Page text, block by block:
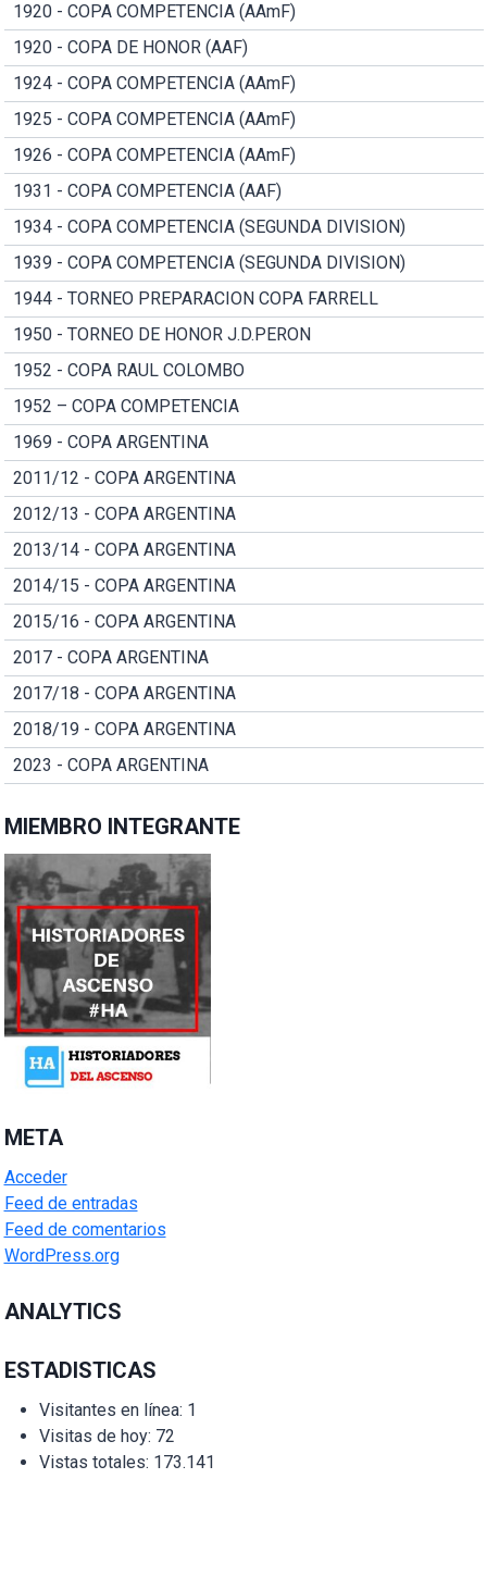
1920 - COPA COMPETENCIA (AAmF)
1920 - COPA DE HONOR (AAF)
1924 - COPA COMPETENCIA (AAmF)
1925 - COPA COMPETENCIA (AAmF)
1926 - COPA COMPETENCIA (AAmF)
1931 - COPA COMPETENCIA (AAF)
1934 - COPA COMPETENCIA (SEGUNDA DIVISION)
1939 - COPA COMPETENCIA (SEGUNDA DIVISION)
1944 - TORNEO PREPARACION COPA FARRELL
1950 - TORNEO DE HONOR J.D.PERON
1952 - COPA RAUL COLOMBO
1952 – COPA COMPETENCIA
1969 - COPA ARGENTINA
2011/12 - COPA ARGENTINA
2012/13 - COPA ARGENTINA
2013/14 - COPA ARGENTINA
2014/15 - COPA ARGENTINA
2015/16 - COPA ARGENTINA
2017 - COPA ARGENTINA
2017/18 - COPA ARGENTINA
2018/19 - COPA ARGENTINA
2023 - COPA ARGENTINA
MIEMBRO INTEGRANTE
META
Acceder
Feed de entradas
Feed de comentarios
WordPress.org
ANALYTICS
ESTADISTICAS
Visitantes en línea: 1
Visitas de hoy: 72
Vistas totales: 173.141